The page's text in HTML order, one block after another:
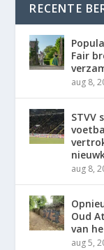
RECENTE
Fair
aug 8,
STVV
aug 8,
Oud
van
aug 5,